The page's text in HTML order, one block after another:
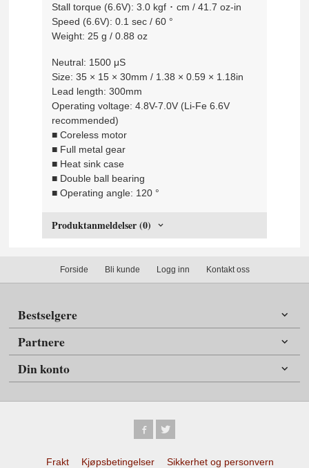
Stall torque (6.6V): 3.0 kgf ･ cm / 41.7 oz-in
Speed (6.6V): 0.1 sec / 60 °
Weight: 25 g / 0.88 oz
Neutral: 1500 μS
Size: 35 × 15 × 30mm / 1.38 × 0.59 × 1.18in
Lead length: 300mm
Operating voltage: 4.8V-7.0V (Li-Fe 6.6V
recommended)
■ Coreless motor
■ Full metal gear
■ Heat sink case
■ Double ball bearing
■ Operating angle: 120 °
Produktanmeldelser (0)
Forside Bli kunde Logg inn Kontakt oss
Bestselgere
Partnere
Din konto
Frakt Kjøpsbetingelser Sikkerhet og personvern